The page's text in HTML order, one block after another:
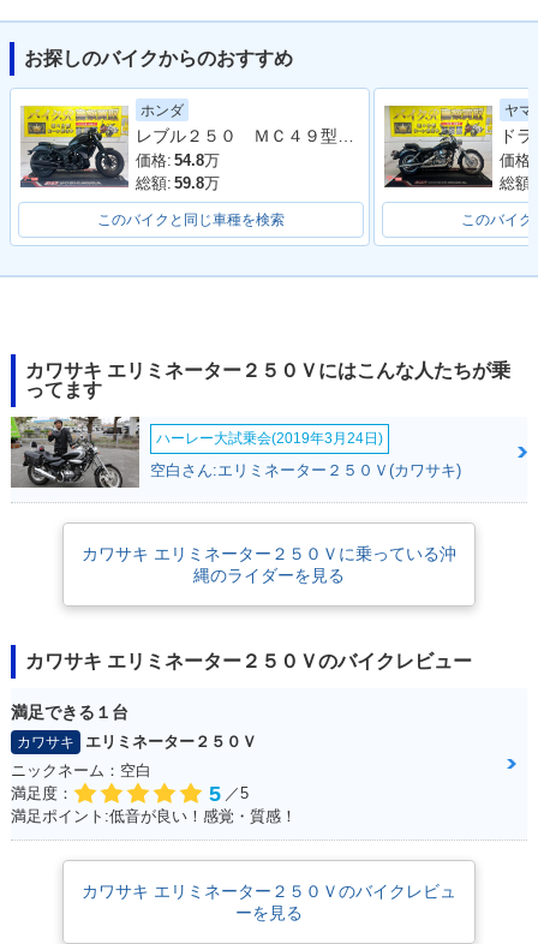
2004年 ELIMINATO
R 250V・カラーチ
ェンジ
ェンジ
2001年 ELIMINATO
R 250V
お探しのバイクからのおすすめ
ホンダ
レブル２５０ ＭＣ４９型 ２０１９年モデル 社外タンクカバー サイドバック 社外マフラー アラーム
価格: 54.8万
総額: 59.8万
このバイクと同じ車種を検索
ヤマ
価格:
総額:
このバイク
カワサキ エリミネーター２５０Ｖにはこんな人たちが乗
ってます
ハーレー大試乗会(2019年3月24日)
空白さん:エリミネーター２５０Ｖ(カワサキ)
カワサキ エリミネーター２５０Ｖに乗っている沖
縄のライダーを見る
カワサキ エリミネーター２５０Ｖのバイクレビュー
満足できる１台
カワサキ
エリミネーター２５０Ｖ
ニックネーム：空白
満足度：
5 ／5
満足ポイント:低音が良い！感覚・質感！
カワサキ エリミネーター２５０Ｖのバイクレビュ
ーを見る